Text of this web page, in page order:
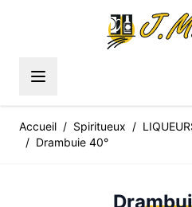
Accueil / Spiritueux /
/ Drambuie 40°